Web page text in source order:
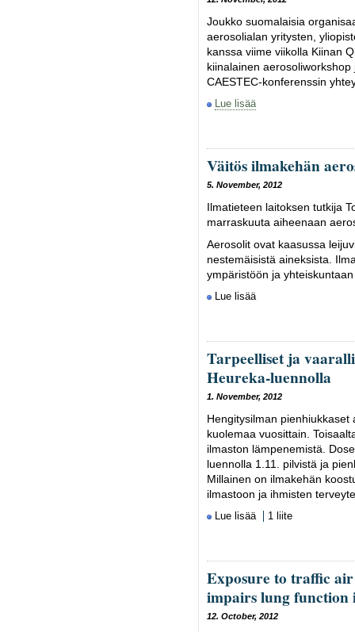
Joukko suomalaisia
aerosolialan yritysten,
kanssa viime viikolla Kiinan
kiinalainen
CAESTEC-konferenssin
Lue lisää
Väitös ilmakehän
5. November, 2012
Ilmatieteen laitoksen tutkija
marraskuuta aiheenaan
Aerosolit ovat kaasussa
nestemäisistä aineksista.
ympäristöön ja
Lue lisää
Tarpeelliset ja
Heureka-luennolla
1. November, 2012
Hengitysilman
kuolemaa vuosittain.
ilmaston lämpenemistä.
luennolla 1.11. pilvistä ja
Millainen on ilmakehän
ilmastoon ja ihmisten
Lue lisää 1 liite
Exposure to traffic
impairs lung
12. October, 2012